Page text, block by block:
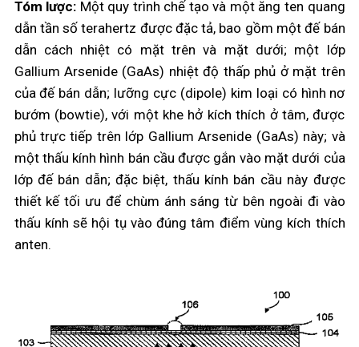
Tóm lược: Một quy trình chế tạo và một ăng ten quang
dẫn tần số terahertz được đặc tả, bao gồm một đế bán
dẫn cách nhiệt có mặt trên và mặt dưới; một lớp
Gallium Arsenide (GaAs) nhiệt độ thấp phủ ở mặt trên
của đế bán dẫn; lưỡng cực (dipole) kim loại có hình nơ
bướm (bowtie), với một khe hở kích thích ở tâm, được
phủ trực tiếp trên lớp Gallium Arsenide (GaAs) này; và
một thấu kính hình bán cầu được gắn vào mặt dưới của
lớp đế bán dẫn; đặc biệt, thấu kính bán cầu này được
thiết kế tối ưu để chùm ánh sáng từ bên ngoài đi vào
thấu kính sẽ hội tụ vào đúng tâm điểm vùng kích thích
anten.